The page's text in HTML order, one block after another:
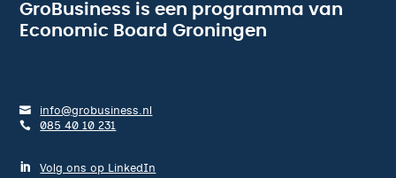
GroBusiness is een programma van
Economic Board Groningen
info@grobusiness.nl
085 40 10 231
Volg ons op LinkedIn